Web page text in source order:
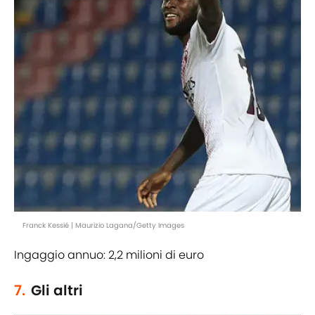
Franck Kessié | Maurizio Lagana/Getty Images
Ingaggio annuo: 2,2 milioni di euro
7. Gli altri